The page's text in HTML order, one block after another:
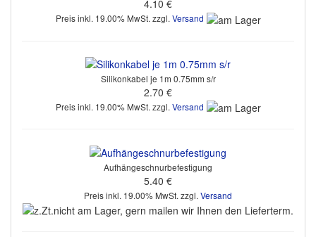
4.10 €
Preis inkl. 19.00% MwSt. zzgl.Versand
Silikonkabel je 1m 0.75mm s/r
2.70 €
Preis inkl. 19.00% MwSt. zzgl. Versand
Aufhängeschnurbefestigung
5.40 €
Preis inkl. 19.00% MwSt. zzgl. Versand